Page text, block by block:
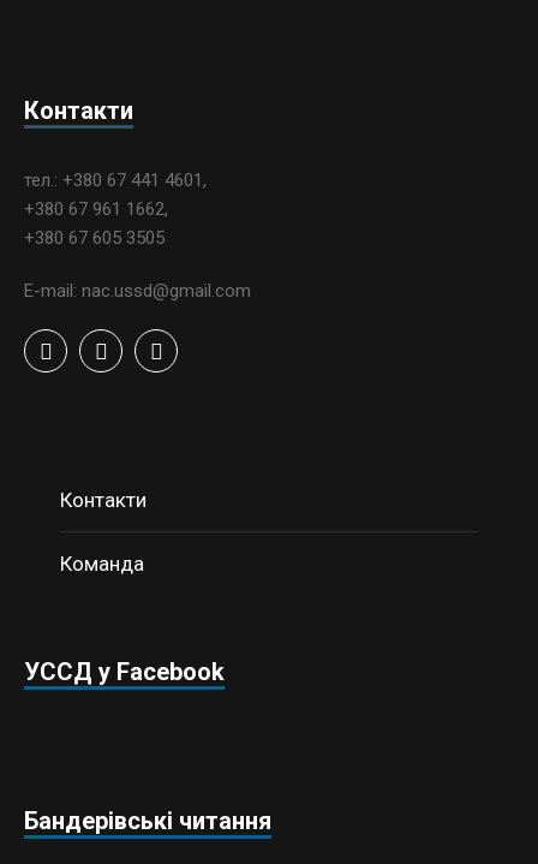
Контакти
тел.: +380 67 441 4601,
+380 67 961 1662,
+380 67 605 3505
E-mail: nac.ussd@gmail.com
Контакти
Команда
УССД у Facebook
Бандерівські читання